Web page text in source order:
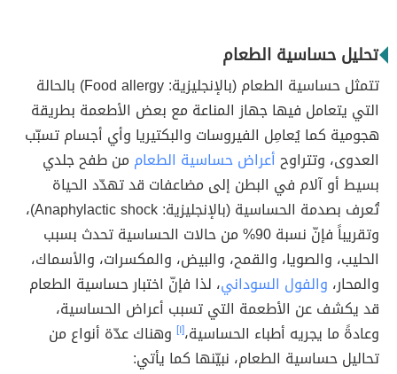
تحليل حساسية الطعام
تتمثل حساسية الطعام (بالإنجليزية: Food allergy) بالحالة
التي يتعامل فيها جهاز المناعة مع بعض الأطعمة بطريقة
هجومية كما يُعامِل الفيروسات والبكتيريا وأي أجسام تسبّب
العدوى، وتتراوحأعراض حساسية الطعام من طفح جلدي
بسيط أو آلام في البطن إلى مضاعفات قد تهدّد الحياة
تُعرف بصدمة الحساسية (بالإنجليزية: Anaphylactic shock)،
وتقريباً فإنّ نسبة 90% من حالات الحساسية تحدث بسبب
الحليب، والصويا، والقمح، والبيض، والمكسرات، والأسماك،
والمحار، والفول السوداني، لذا فإنّ اختبار حساسية الطعام
قد يكشف عن الأطعمة التي تسبب أعراض الحساسية،
وعادةً ما يجريه أطباء الحساسية،[١] وهناك عدّة أنواع من
تحاليل حساسية الطعام، نبيّنها كما يأتي: